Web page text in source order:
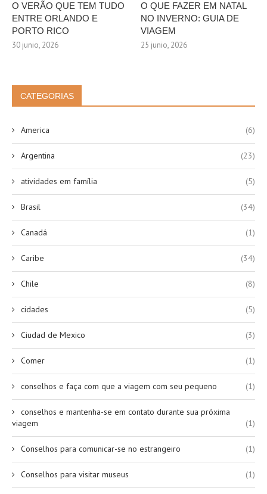
O VERÃO QUE TEM TUDO
ENTRE ORLANDO E
PORTO RICO
30 junio, 2026
O QUE FAZER EM NATAL
NO INVERNO: GUIA DE
VIAGEM
25 junio, 2026
CATEGORIAS
America (6)
Argentina (23)
atividades em família (5)
Brasil (34)
Canadá (1)
Caribe (34)
Chile (8)
cidades (5)
Ciudad de Mexico (3)
Comer (1)
conselhos e faça com que a viagem com seu pequeno (1)
conselhos e mantenha-se em contato durante sua próxima
viagem
(1)
Conselhos para comunicar-se no estrangeiro (1)
Conselhos para visitar museus (1)